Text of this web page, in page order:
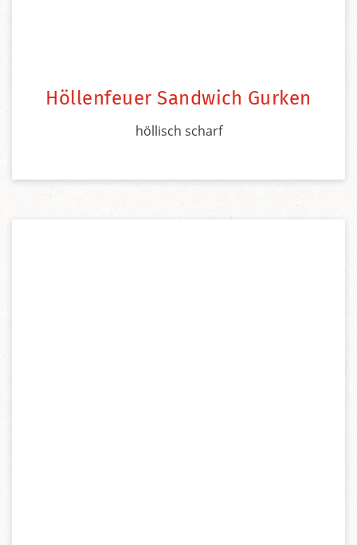
Höllenfeuer Sandwich Gurken
höllisch scharf